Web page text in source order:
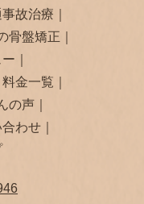
故治療
骨盤矯正
料金一覧
の声
わせ